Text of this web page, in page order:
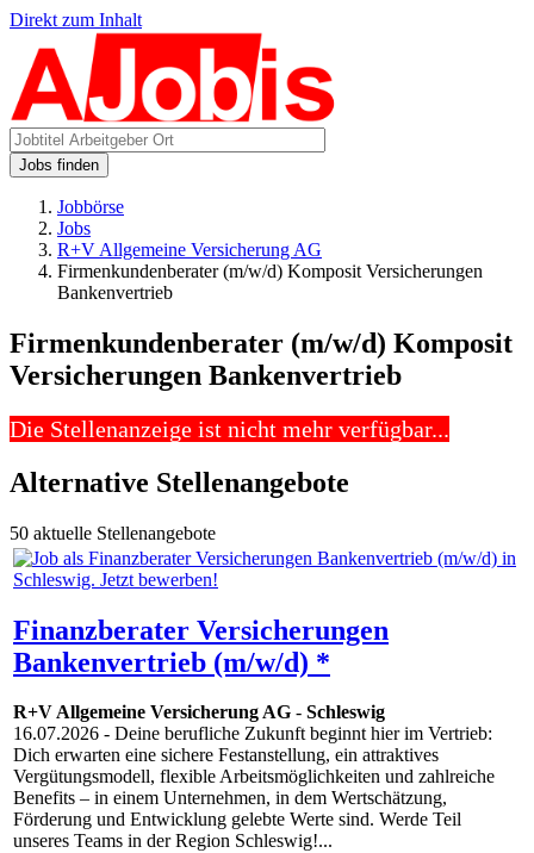
Direkt zum Inhalt
Jobs finden
Jobbörse
Jobs
R+V Allgemeine Versicherung AG
Firmenkundenberater (m/w/d) Komposit Versicherungen
Bankenvertrieb
Firmenkundenberater (m/w/d) Komposit
Versicherungen Bankenvertrieb
Die Stellenanzeige ist nicht mehr verfügbar...
Alternative Stellenangebote
50 aktuelle Stellenangebote
Finanzberater Versicherungen
Bankenvertrieb (m/w/d) *
R+V Allgemeine Versicherung AG - Schleswig
16.07.2026 - Deine berufliche Zukunft beginnt hier im Vertrieb:
Dich erwarten eine sichere Festanstellung, ein attraktives
Vergütungsmodell, flexible Arbeitsmöglichkeiten und zahlreiche
Benefits – in einem Unternehmen, in dem Wertschätzung,
Förderung und Entwicklung gelebte Werte sind. Werde Teil
unseres Teams in der Region Schleswig!...